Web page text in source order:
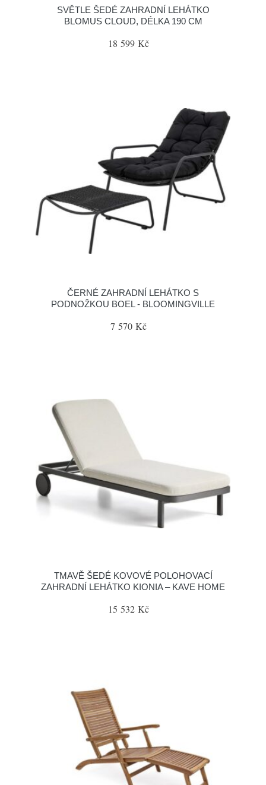
SVĚTLE ŠEDÉ ZAHRADNÍ LEHÁTKO
BLOMUS CLOUD, DÉLKA 190 CM
18 599 Kč
ČERNÉ ZAHRADNÍ LEHÁTKO S
PODNOŽKOU BOEL - BLOOMINGVILLE
7 570 Kč
TMAVĚ ŠEDÉ KOVOVÉ POLOHOVACÍ
ZAHRADNÍ LEHÁTKO KIONIA – KAVE HOME
15 532 Kč